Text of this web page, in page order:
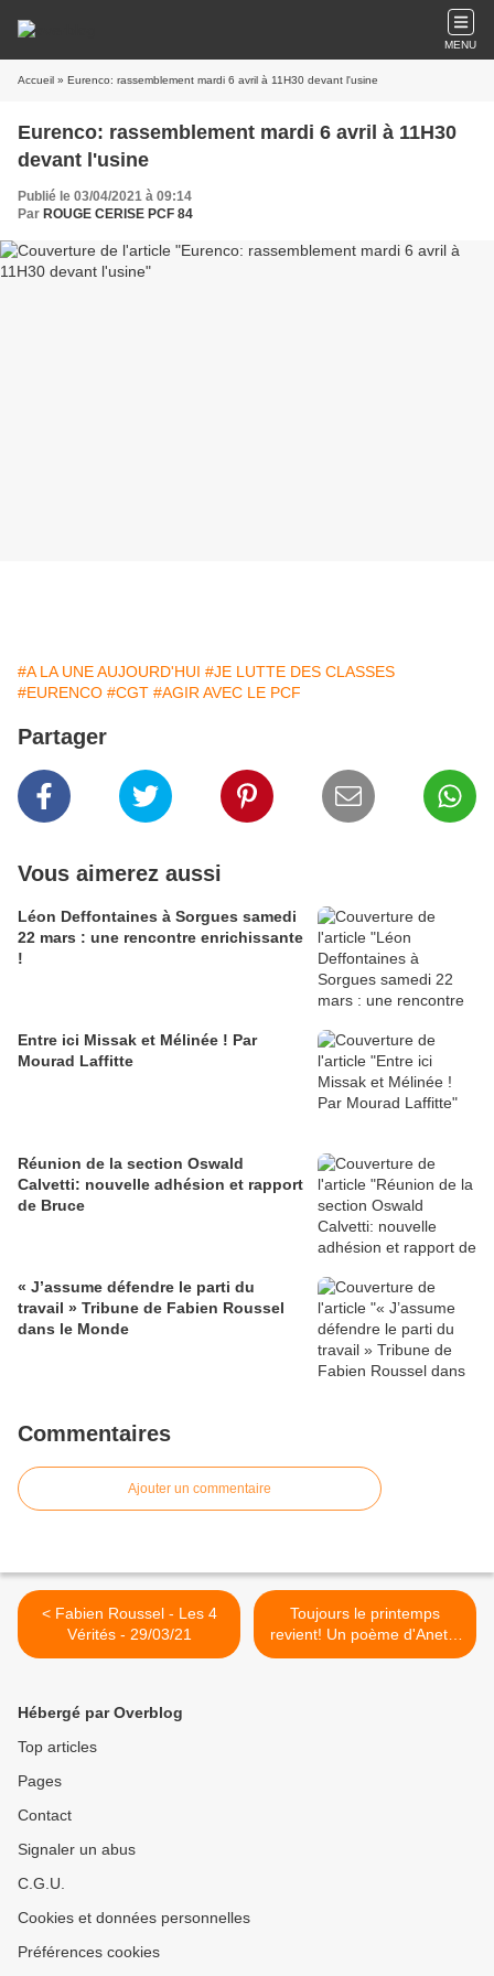
MENU
Accueil » Eurenco: rassemblement mardi 6 avril à 11H30 devant l'usine
Eurenco: rassemblement mardi 6 avril à 11H30
devant l'usine
Publié le 03/04/2021 à 09:14
Par ROUGE CERISE PCF 84
#A LA UNE AUJOURD'HUI #JE LUTTE DES CLASSES
#EURENCO #CGT #AGIR AVEC LE PCF
Partager
Vous aimerez aussi
Léon Deffontaines à Sorgues samedi
22 mars : une rencontre enrichissante
!
Entre ici Missak et Mélinée ! Par
Mourad Laffitte
Réunion de la section Oswald
Calvetti: nouvelle adhésion et rapport
de Bruce
« J’assume défendre le parti du
travail » Tribune de Fabien Roussel
dans le Monde
Commentaires
Ajouter un commentaire
< Fabien Roussel - Les 4
Vérités - 29/03/21
Toujours le printemps
revient! Un poème d'Anette
>
Hébergé par Overblog
Top articles
Pages
Contact
Signaler un abus
C.G.U.
Cookies et données personnelles
Préférences cookies